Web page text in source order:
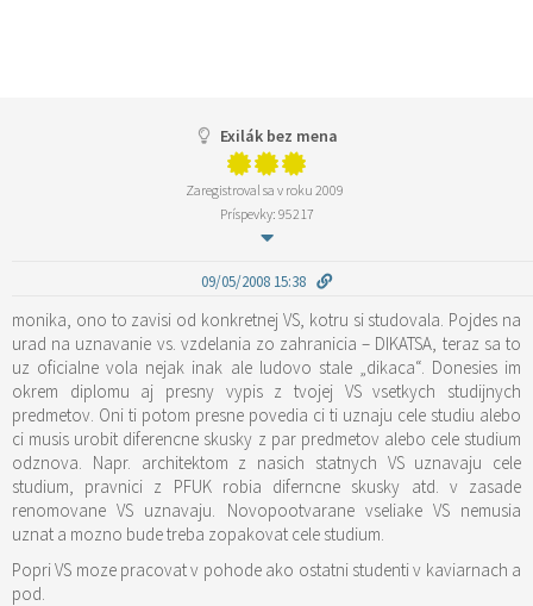
Exilák bez mena
Zaregistroval sa v roku 2009
Príspevky: 95217
09/05/2008 15:38
monika, ono to zavisi od konkretnej VS, kotru si studovala. Pojdes na
urad na uznavanie vs. vzdelania zo zahranicia – DIKATSA, teraz sa to
uz oficialne vola nejak inak ale ludovo stale „dikaca“. Donesies im
okrem diplomu aj presny vypis z tvojej VS vsetkych studijnych
predmetov. Oni ti potom presne povedia ci ti uznaju cele studiu alebo
ci musis urobit diferencne skusky z par predmetov alebo cele studium
odznova. Napr. architektom z nasich statnych VS uznavaju cele
studium, pravnici z PFUK robia diferncne skusky atd. v zasade
renomovane VS uznavaju. Novopootvarane vseliake VS nemusia
uznat a mozno bude treba zopakovat cele studium.
Popri VS moze pracovat v pohode ako ostatni studenti v kaviarnach a
pod.